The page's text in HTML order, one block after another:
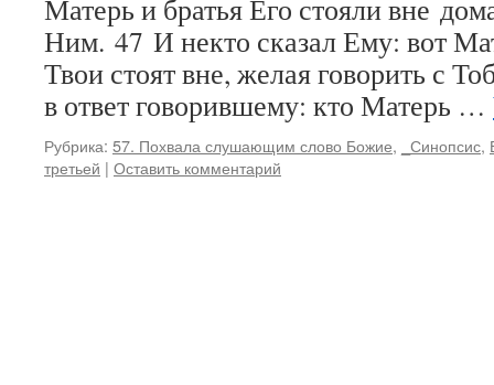
Матерь и братья Его стояли вне
Ним. 47 И некто сказал Ему: вот
Твои стоят вне, желая говорить с
в ответ говорившему: кто Матерь …
Рубрика: 57. Похвала слушающим слово Божие, _Синопсис,
третьей | Оставить комментарий